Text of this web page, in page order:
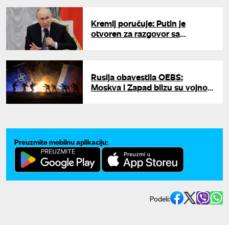
Kremlj poručuje: Putin je
otvoren za razgovor sa
Rusija obavestila OEBS:
Moskva i Zapad blizu su vojnog
Preuzmite mobilnu aplikaciju:
Podeli: